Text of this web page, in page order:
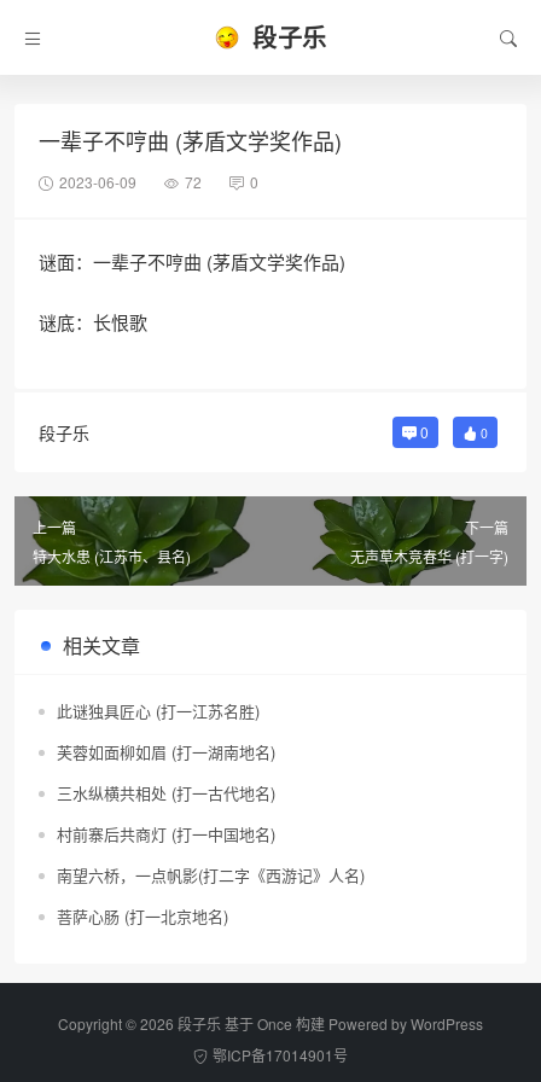
段子乐
一辈子不哼曲 (茅盾文学奖作品)
2023-06-09 72 0
谜面：一辈子不哼曲 (茅盾文学奖作品)
谜底：长恨歌
段子乐 0 0
上一篇
特大水患 (江苏市、县名)
下一篇
无声草木竞春华 (打一字)
相关文章
此谜独具匠心 (打一江苏名胜)
芙蓉如面柳如眉 (打一湖南地名)
三水纵横共相处 (打一古代地名)
村前寨后共商灯 (打一中国地名)
南望六桥，一点帆影(打二字《西游记》人名)
菩萨心肠 (打一北京地名)
Copyright © 2026 段子乐 基于 Once 构建 Powered byWordPress
鄂ICP备17014901号